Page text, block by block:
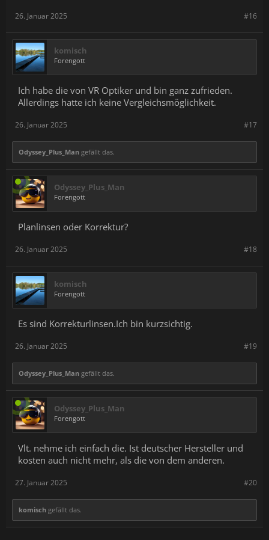
#16
26. Januar 2025
komisch
Forengott
Ich habe die von VR Optiker und bin ganz zufrieden.
Allerdings hatte ich keine Vergleichsmöglichkeit.
#17
26. Januar 2025
Odyssey_Plus_Man gefällt das.
Odyssey_Plus_Man
Forengott
Planlinsen oder Korrektur?
#18
26. Januar 2025
komisch
Forengott
Es sind Korrekturlinsen.Ich bin kurzsichtig.
#19
26. Januar 2025
Odyssey_Plus_Man gefällt das.
Odyssey_Plus_Man
Forengott
Vlt. nehme ich einfach die. Ist deutscher Hersteller und
kosten auch nicht mehr, als die von dem anderen.
#20
27. Januar 2025
komisch gefällt das.